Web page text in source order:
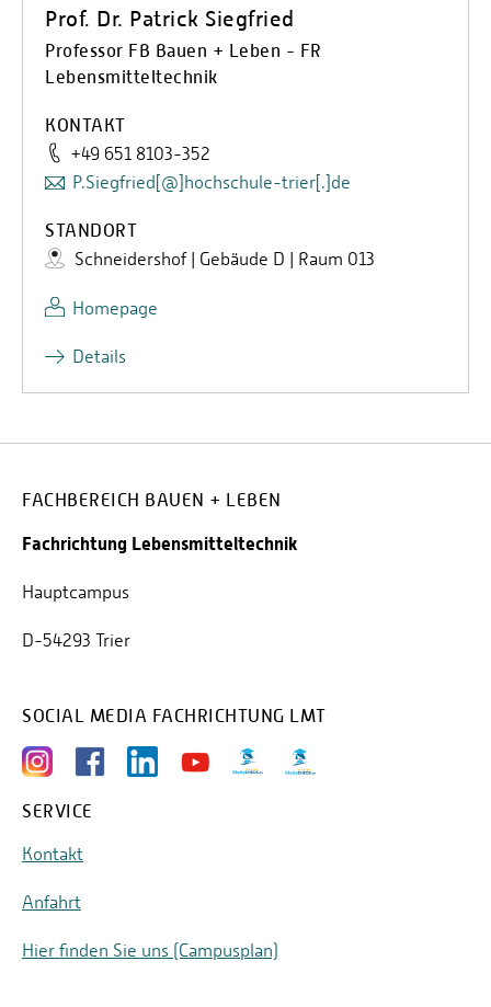
Prof. Dr. Patrick Siegfried
Professor FB Bauen + Leben - FR
Lebensmitteltechnik
KONTAKT
+49 651 8103-352
P.Siegfried[@]hochschule-trier[.]de
STANDORT
Schneidershof | Gebäude D | Raum 013
Homepage
Details
FACHBEREICH BAUEN + LEBEN
Fachrichtung Lebensmitteltechnik
Hauptcampus
D-54293 Trier
SOCIAL MEDIA FACHRICHTUNG LMT
SERVICE
Kontakt
Anfahrt
Hier finden Sie uns (Campusplan)